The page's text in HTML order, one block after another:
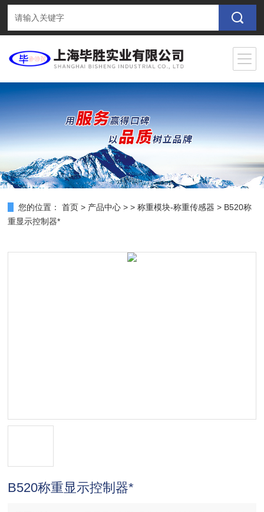
您的位置： 首页 > 产品中心 > >称重模块-称重传感器 > B520称
重显示控制器*
B520称重显示控制器*